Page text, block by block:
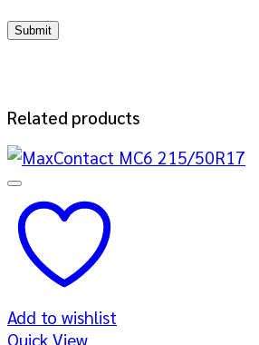
Related products
Add to wishlist
Quick View